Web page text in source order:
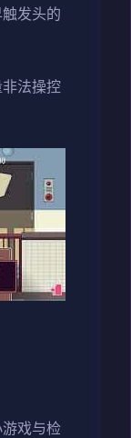
发头的
法操控
戏与检